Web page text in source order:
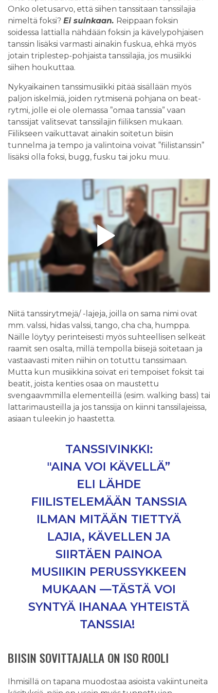
Onko oletusarvo, että siihen tanssitaan tanssilajia
nimeltä foksi? Ei suinkaan. Reippaan foksin
soidessa lattialla nähdään foksin ja kävelypohjaisen
tanssin lisäksi varmasti ainakin fuskua, ehkä myös
jotain triplestep-pohjaista tanssilajia, jos musiikki
siihen houkuttaa.
Nykyaikainen tanssimusiikki pitää sisällään myös
paljon iskelmiä, joiden rytmisenä pohjana on beat-
rytmi, jolle ei ole olemassa ”omaa tanssia” vaan
tanssijat valitsevat tanssilajin fiiliksen mukaan.
Fiilikseen vaikuttavat ainakin soitetun biisin
tunnelma ja tempo ja valintoina voivat ”fiilistanssin”
lisäksi olla foksi, bugg, fusku tai joku muu.
Niitä tanssirytmejä/ -lajeja, joilla on sama nimi ovat
mm. valssi, hidas valssi, tango, cha cha, humppa.
Näille löytyy perinteisesti myös suhteellisen selkeät
raamit sen osalta, millä tempolla biisejä soitetaan ja
vastaavasti miten niihin on totuttu tanssimaan.
Mutta kun musiikkina soivat eri tempoiset foksit tai
beatit, joista kenties osaa on maustettu
svengaavmmilla elementeillä (esim. walking bass) tai
lattarimausteilla ja jos tanssija on kiinni tanssilajeissa,
asiaan tuleekin jo haastetta.
TANSSIVINKKI:
"AINA VOI KÄVELLÄ”
ELI LÄHDE
FIILISTELEMÄÄN TANSSIA
ILMAN MITÄÄN TIETTYÄ
LAJIA, KÄVELLEN JA
SIIRTÄEN PAINOA
MUSIIKIN PERUSSYKKEEN
MUKAAN —TÄSTÄ VOI
SYNTYÄ IHANAA YHTEISTÄ
TANSSIA!
BIISIN SOVITTAJALLA ON ISO ROOLI
Ihmisillä on tapana muodostaa asioista vakiintuneita